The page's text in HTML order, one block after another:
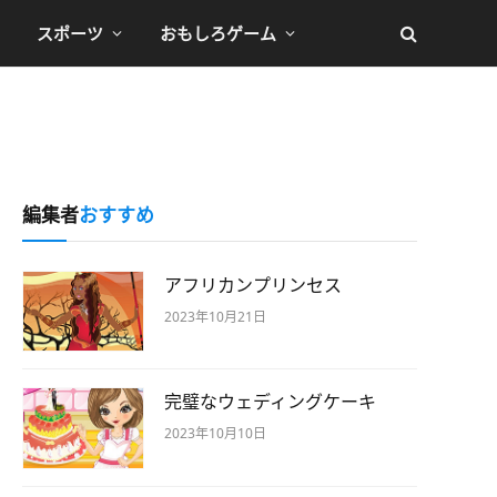
スポーツ おもしろゲーム
編集者おすすめ
アフリカンプリンセス
2023年10月21日
完璧なウェディングケーキ
2023年10月10日